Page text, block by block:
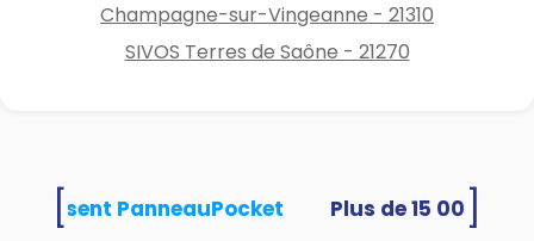
Champagne-sur-Vingeanne - 21310
SIVOS Terres de Saône - 21270
utilisent PanneauPocket